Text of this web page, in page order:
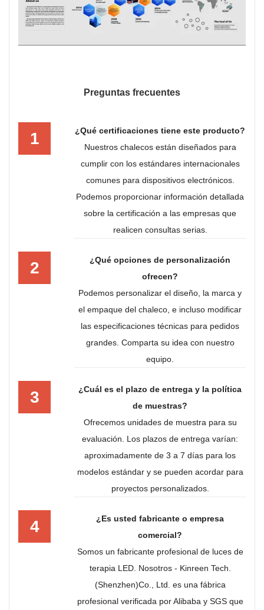
Preguntas frecuentes
1
¿Qué certificaciones tiene este producto?
Nuestros chalecos están diseñados para
cumplir con los estándares internacionales
comunes para dispositivos electrónicos.
Podemos proporcionar información detallada
sobre la certificación a las empresas que
realicen consultas serias.
2
¿Qué opciones de personalización
ofrecen?
Podemos personalizar el diseño, la marca y
el empaque del chaleco, e incluso modificar
las especificaciones técnicas para pedidos
grandes. Comparta su idea con nuestro
equipo.
3
¿Cuál es el plazo de entrega y la política
de muestras?
Ofrecemos unidades de muestra para su
evaluación. Los plazos de entrega varían:
aproximadamente de 3 a 7 días para los
modelos estándar y se pueden acordar para
proyectos personalizados.
4
¿Es usted fabricante o empresa
comercial?
Somos un fabricante profesional de luces de
terapia LED. Nosotros - Kinreen Tech.
(Shenzhen)Co., Ltd. es una fábrica
profesional verificada por Alibaba y SGS que